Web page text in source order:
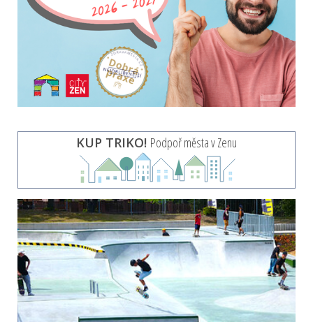
KUP TRIKO! Podpoř města v Zenu